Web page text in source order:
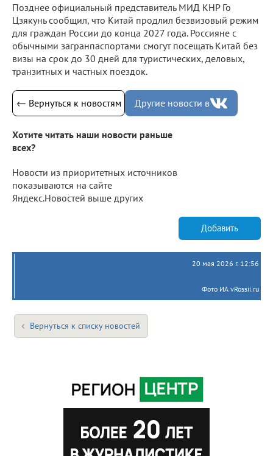
Позднее официальный представитель МИД КНР Го
Цзякунь сообщил, что Китай продлил безвизовый режим
для граждан России до конца 2027 года. Россияне с
обычными загранпаспортами смогут посещать Китай без
визы на срок до 30 дней для туристических, деловых,
транзитных и частных поездок.
← Вернуться к новостям Другие новости в
Хотите читать наши новости раньше
всех?
Новости из приоритетных источников
показываются на сайте
Яндекс.Новостей выше других
Добавить
20 мая 2026 г. 12:56
Фото ИА vRossii.ru
Вернуться к списку новостей